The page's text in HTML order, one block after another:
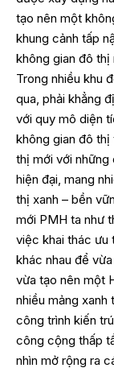
tạo nên một
khung cảnh tấp
không gian đô thị
Trong nhiều khu
qua, phải khẳng
với quy mô diện
không gian đô thị
thị mới với những
hiện đại, mang
thị xanh – bền
mới PMH ta như
việc khai thác ưu
khác nhau để
vừa tạo nên một
nhiều mảng xanh
công trình kiến
công cộng thấp
nhìn mở rộng ra